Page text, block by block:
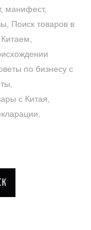
, манифест,
Поиск товаров в
Китаем
по бизнесу с
с Китая